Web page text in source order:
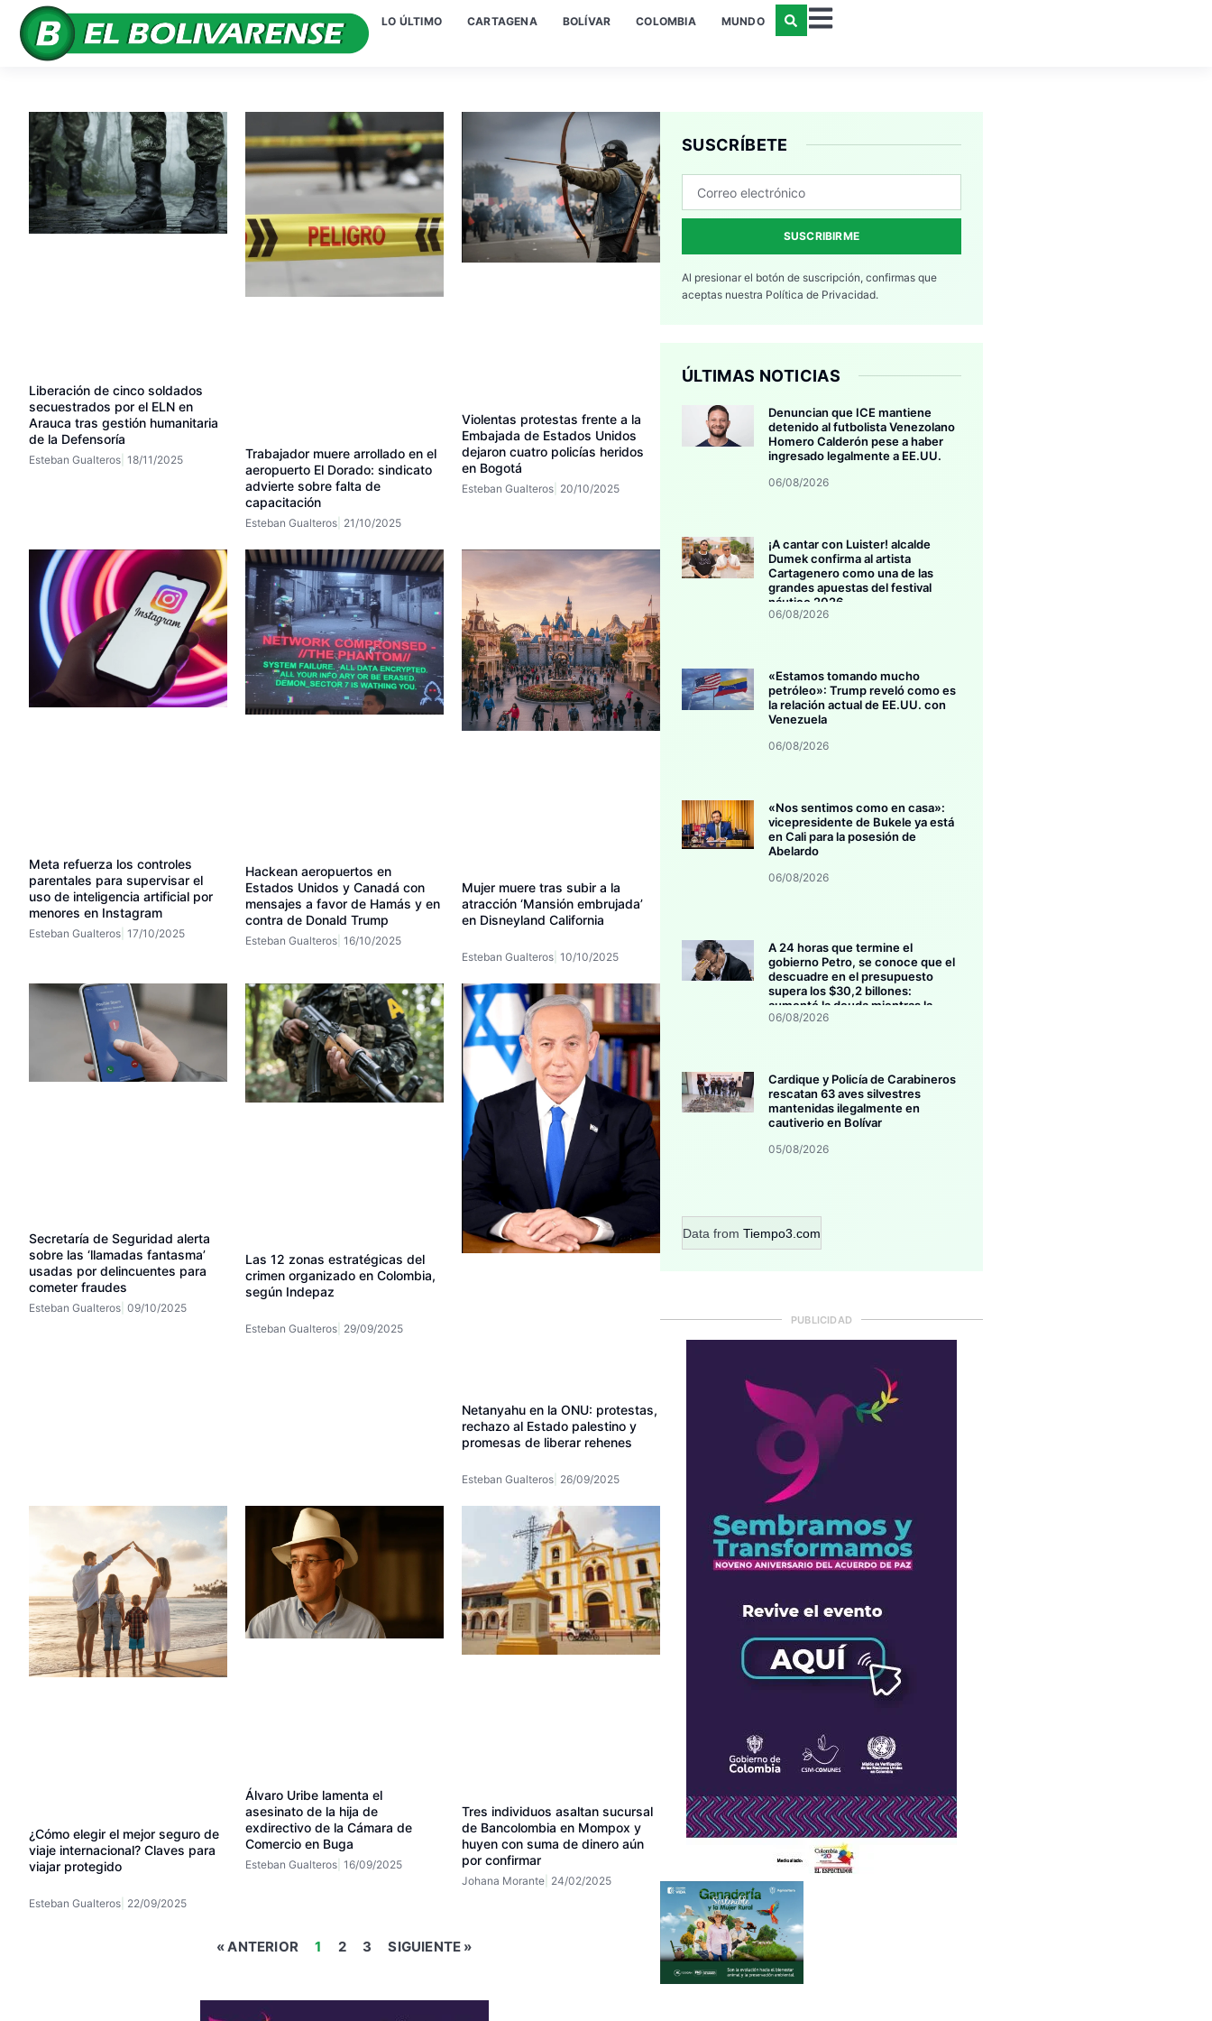
LO ÚLTIMO CARTAGENA BOLÍVAR COLOMBIA MUNDO
Liberación de cinco soldados
secuestrados por el ELN en
Arauca tras gestión humanitaria
de la Defensoría
Esteban Gualteros 18/11/2025
Trabajador muere arrollado en el
aeropuerto El Dorado: sindicato
advierte sobre falta de
capacitación
Esteban Gualteros 21/10/2025
Violentas protestas frente a la
Embajada de Estados Unidos
dejaron cuatro policías heridos
en Bogotá
Esteban Gualteros 20/10/2025
Meta refuerza los controles
parentales para supervisar el
uso de inteligencia artificial por
menores en Instagram
Esteban Gualteros 17/10/2025
Hackean aeropuertos en
Estados Unidos y Canadá con
mensajes a favor de Hamás y en
contra de Donald Trump
Esteban Gualteros 16/10/2025
Mujer muere tras subir a la
atracción ‘Mansión embrujada’
en Disneyland California
Esteban Gualteros 10/10/2025
Secretaría de Seguridad alerta
sobre las ‘llamadas fantasma’
usadas por delincuentes para
cometer fraudes
Esteban Gualteros 09/10/2025
Las 12 zonas estratégicas del
crimen organizado en Colombia,
según Indepaz
Esteban Gualteros 29/09/2025
Netanyahu en la ONU: protestas,
rechazo al Estado palestino y
promesas de liberar rehenes
Esteban Gualteros 26/09/2025
¿Cómo elegir el mejor seguro de
viaje internacional? Claves para
viajar protegido
Esteban Gualteros 22/09/2025
Álvaro Uribe lamenta el
asesinato de la hija de
exdirectivo de la Cámara de
Comercio en Buga
Esteban Gualteros 16/09/2025
Tres individuos asaltan sucursal
de Bancolombia en Mompox y
huyen con suma de dinero aún
por confirmar
Johana Morante 24/02/2025
« ANTERIOR 1 2 3 SIGUIENTE »
SUSCRÍBETE
SUSCRIBIRME
Al presionar el botón de suscripción, confirmas que
aceptas nuestra Política de Privacidad.
ÚLTIMAS NOTICIAS
Denuncian que ICE mantiene
detenido al futbolista Venezolano
Homero Calderón pese a haber
ingresado legalmente a EE.UU.
06/08/2026
¡A cantar con Luister! alcalde
Dumek confirma al artista
Cartagenero como una de las
grandes apuestas del festival
náutico 2026
06/08/2026
«Estamos tomando mucho
petróleo»: Trump reveló como es
la relación actual de EE.UU. con
Venezuela
06/08/2026
«Nos sentimos como en casa»:
vicepresidente de Bukele ya está
en Cali para la posesión de
Abelardo
06/08/2026
A 24 horas que termine el
gobierno Petro, se conoce que el
descuadre en el presupuesto
supera los $30,2 billones:
aumentó la deuda mientras la
inversión se estanca
06/08/2026
Cardique y Policía de Carabineros
rescatan 63 aves silvestres
mantenidas ilegalmente en
cautiverio en Bolívar
05/08/2026
Data from Tiempo3.com
PUBLICIDAD